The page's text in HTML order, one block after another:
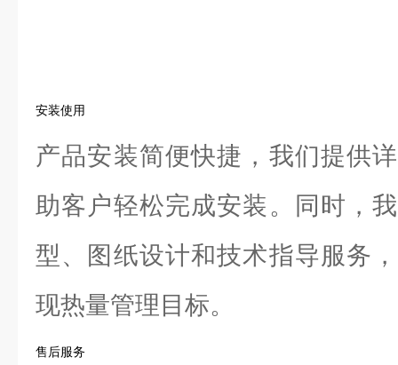
安装使用
产品安装简便快捷，我们提供
助客户轻松完成安装。同时，
型、图纸设计和技术指导服务
现热量管理目标。
售后服务